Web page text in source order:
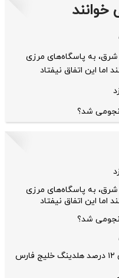
به پاسگاه‌های مرزی
اما این اتفاق نیفتاد
شد؟
به پاسگاه‌های مرزی
اما این اتفاق نیفتاد
شد؟